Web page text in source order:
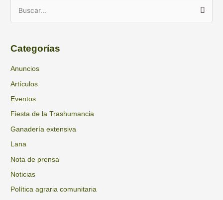
c
a
r
:
Categorías
Anuncios
Artículos
Eventos
Fiesta de la Trashumancia
Ganadería extensiva
Lana
Nota de prensa
Noticias
Política agraria comunitaria
h
v
o
s